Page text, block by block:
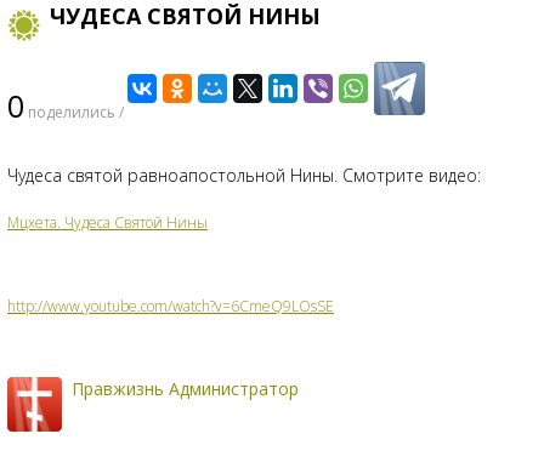
ЧУДЕСА СВЯТОЙ НИНЫ
0 поделились /
Чудеса святой равноапостольной Нины. Смотрите видео:
Мцхета. Чудеса Святой Нины
http://www.youtube.com/watch?v=6CmeQ9LOsSE
Правжизнь Администратор